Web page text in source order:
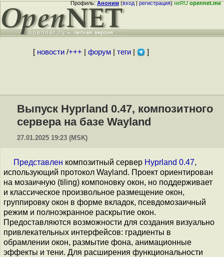
Профиль:Аноним(вход|регистрация)неRUopennet.me
[ новости/+++ форум| теги| ]
Выпуск Hyprland 0.47, композитного
сервера на базе Wayland
27.01.2025 19:23 (MSK)
Представлен композитный сервер Hyprland 0.47,
использующий протокол Wayland. Проект ориентирован
на мозаичную (tiling) компоновку окон, но поддерживает
и классическое произвольное размещение окон,
группировку окон в форме вкладок, псевдомозаичный
режим и полноэкранное раскрытие окон.
Предоставляются возможности для создания визуально
привлекательных интерфейсов: градиенты в
обрамлении окон, размытие фона, анимационные
эффекты и тени. Для расширения функциональности